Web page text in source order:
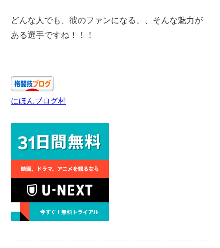
どんな人でも、彼のファンになる、、そんな魅力が
ある選手ですね！！！
にほんブログ村